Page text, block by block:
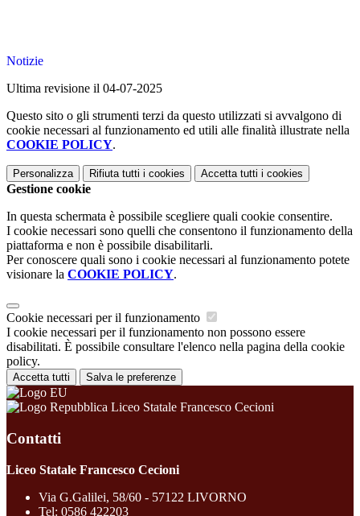
Notizie
Ultima revisione il 04-07-2025
Questo sito o gli strumenti terzi da questo utilizzati si avvalgono di
cookie necessari al funzionamento ed utili alle finalità illustrate nella
COOKIE POLICY.
Personalizza Rifiuta tutti i cookies Accetta tutti i cookies
Gestione cookie
In questa schermata è possibile scegliere quali cookie consentire.
I cookie necessari sono quelli che consentono il funzionamento della
piattaforma e non è possibile disabilitarli.
Per conoscere quali sono i cookie necessari al funzionamento potete
visionare la COOKIE POLICY.
Cookie necessari per il funzionamento
I cookie necessari per il funzionamento non possono essere
disabilitati. È possibile consultare l'elenco nella pagina della cookie
policy.
Accetta tutti Salva le preferenze
Liceo Statale Francesco Cecioni
Contatti
Liceo Statale Francesco Cecioni
Via G.Galilei, 58/60 - 57122 LIVORNO
Tel: 0586 422203